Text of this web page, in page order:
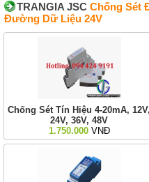
TRANGIA JSC Chống Sét
Đường Dữ Liệu 24V
Chống Sét Tín Hiệu 4-20mA, 12V,
24V, 36V, 48V
1.750.000VNĐ